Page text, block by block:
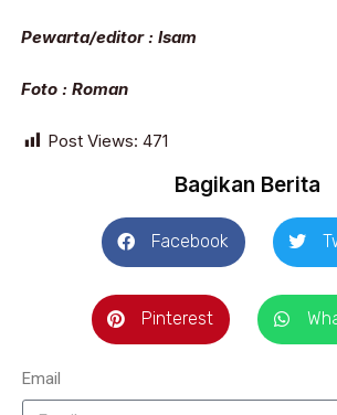
Pewarta/editor : Isam
Foto : Roman
Post Views: 471
Bagikan Berita
Facebook
Pinterest
Email